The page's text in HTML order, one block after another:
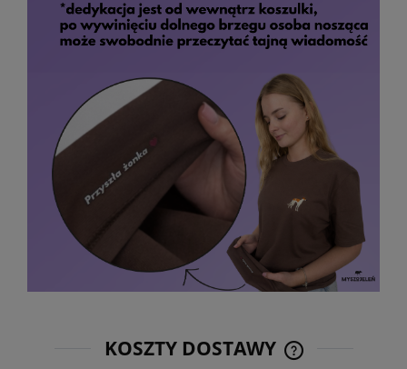
KOSZTY DOSTAWY
CENA NIE